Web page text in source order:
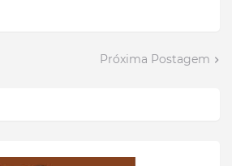
Próxima Postagem